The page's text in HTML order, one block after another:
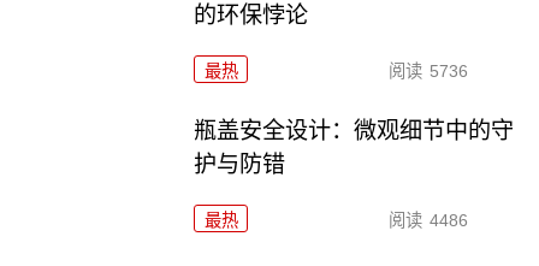
的环保悖论
最热 阅读 5736
瓶盖安全设计：微观细节中的守
护与防错
最热 阅读 4486